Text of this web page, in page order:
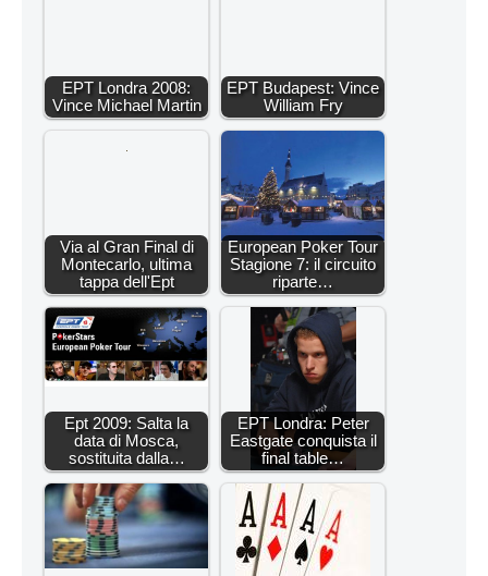
EPT Londra 2008:
Vince Michael Martin
EPT Budapest: Vince
William Fry
Via al Gran Final di
Montecarlo, ultima
tappa dell'Ept
European Poker Tour
Stagione 7: il circuito
riparte…
Ept 2009: Salta la
data di Mosca,
sostituita dalla…
EPT Londra: Peter
Eastgate conquista il
final table…